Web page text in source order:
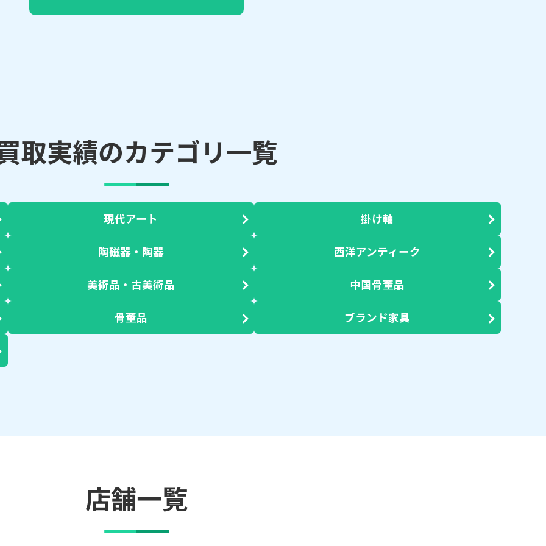
取実績のカテゴリ一覧
現代アート 掛け軸
陶磁器・陶器 西洋アンティーク
美術品・古美術品 中国骨董品
骨董品 ブランド家具
店舗一覧